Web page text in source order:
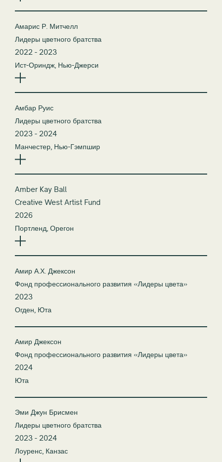
Амарис Р. Митчелл
Лидеры цветного братства
2022 - 2023
Ист-Ориндж, Нью-Джерси
Амбар Руис
Лидеры цветного братства
2023 - 2024
Манчестер, Нью-Гэмпшир
Amber Kay Ball
Creative West Artist Fund
2026
Портленд, Орегон
Амир А.Х. Джексон
Фонд профессионального развития «Лидеры цвета»
2023
Огден, Юта
Амир Джексон
Фонд профессионального развития «Лидеры цвета»
2024
Юта
Эми Джун Брисмен
Лидеры цветного братства
2023 - 2024
Лоуренс, Канзас